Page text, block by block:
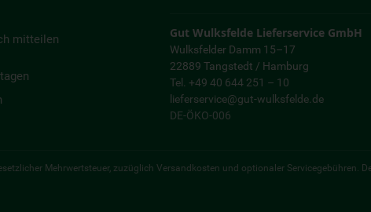
mitteilen
Gut Wulksfelde Lieferservice GmbH
Wulksfelder Damm 15–17
22889 Tangstedt / Hamburg
Tel. +49 40 644 251 – 10
lieferservice@gut-wulksfelde.de
DE-ÖKO-006
Mehrwertsteuer, zuzüglich Versandkosten und optionaler Servicegebühren.